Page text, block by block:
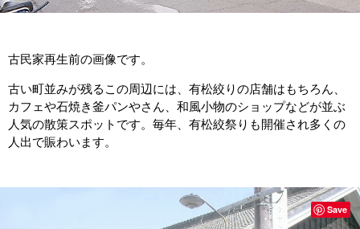
古民家再生前の画像です。
古い町並みが残るこの周辺には、有松絞りの店舗はもちろん、
カフェや石焼き釜パンやさん、和風小物のショップなどが並ぶ
人気の散策スポットです。毎年、有松絞祭りも開催され多くの
人出で賑わいます。
Save